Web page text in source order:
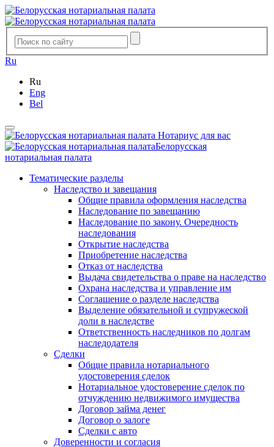
Ru
Ru
Eng
Bel
Нотариус для вас
Белорусская
нотариальная палата
Тематические разделы
Наследство и завещания
Общие правила оформления наследства
Наследование по завещанию
Наследование по закону. Очередность
наследования
Открытие наследства
Приобретение наследства
Отказ от наследства
Выдача свидетельства о праве на наследство
Охрана наследства и управление им
Соглашение о разделе наследства
Выделение обязательной и супружеской
доли в наследстве
Ответственность наследников по долгам
наследодателя
Сделки
Общие правила нотариального
удостоверения сделок
Нотариальное удостоверение сделок по
отчуждению недвижимого имущества
Договор займа денег
Договор о залоге
Сделки с авто
Доверенности и согласия